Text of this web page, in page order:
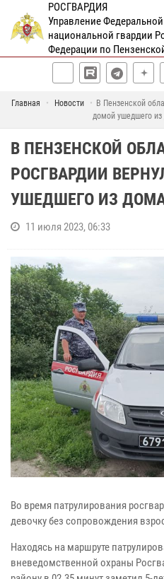
РОСГВАРДИЯ
Управление
национальной гвардии
Федерации по
Главная Новости
В Пензенской
домой ушедшего
В ПЕНЗЕНСКОЙ
РОСГВАРДИИ
УШЕДШЕГО ИЗ
11 июля 2023, 06:33
Во время патрулирования
девочку без сопровождения
Находясь на маршруте
вневедомственной охраны